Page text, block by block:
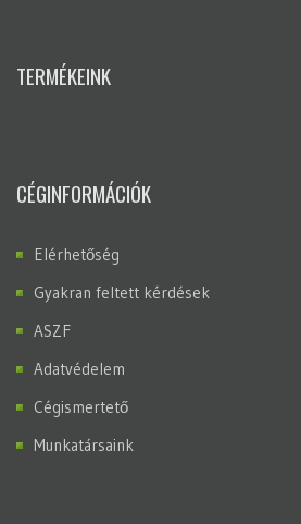
TERMÉKEINK
CÉGINFORMÁCIÓK
Elérhetőség
Gyakran feltett kérdések
ASZF
Adatvédelem
Cégismertető
Munkatársaink